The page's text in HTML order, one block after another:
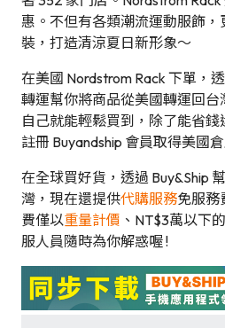
惠。不但有各類潮流運動服飾
裝，打造清涼夏日新形象～
在美國 Nordstrom Rack 下單，
轉運幫你將商品從美國轉運回
自己就能輕鬆買到，除了能省
註冊 Buyandship 會員取得美國
在全球買好貨，透過 Buy&Ship
灣，現在還提供代購服務免服務
費僅以重量計價 、NT$3萬以下
服人員隨時為你解惑喔 !